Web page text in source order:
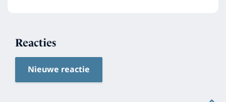
Reacties
Nieuwe reactie